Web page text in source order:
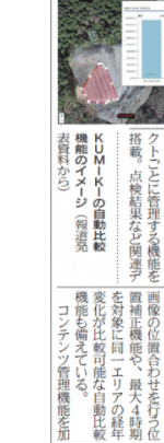
n
k